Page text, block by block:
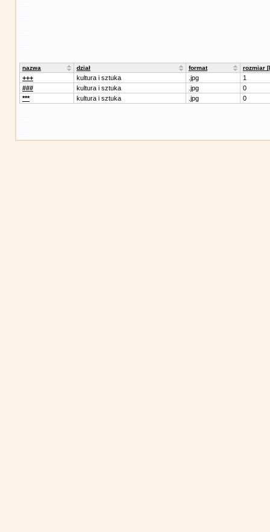
nazwa dział format rozmiar
+++ kultura i sztuka .jpg
1
###
kultura i sztuka .jpg
0
***
kultura i sztuka .jpg 0